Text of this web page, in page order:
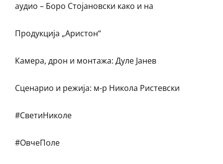
аудио – Боро Стојановски како и на
Продукција „Аристон“
Камера, дрон и монтажа: Дуле Јанев
Сценарио и режија: м-р Никола Ристевски
#СветиНиколе
#ОвчеПоле